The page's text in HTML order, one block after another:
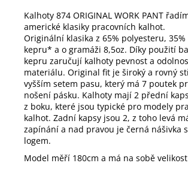
Kalhoty 874 ORIGINAL WORK PANT
americké klasiky pracovních kalhot.
Originální klasika z 65% polyesteru,
kepru* a o gramáži 8,5oz. Díky použití b
kepru zaručují kalhoty pevnost a
materiálu. Original fit je široký a rovný
vyšším setem pasu, který má 7 poutek
nošení pásku. Kalhoty mají 2 přední
z boku, které jsou typické pro modely
kalhot. Zadní kapsy jsou 2, z toho levá
zapínání a nad pravou je černá nášivka
logem.
Model měří 180cm a má na sobě